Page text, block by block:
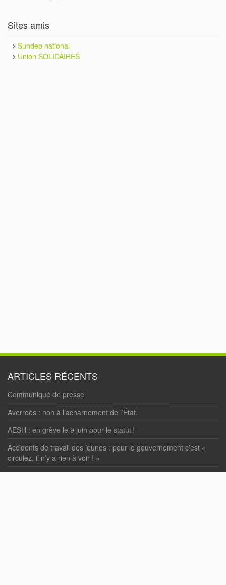
Sites amis
Sundep national
Union SOLIDAIRES
ARTICLES RÉCENTS
Communiqué de presse
Averroès : non à l’acharnement de l’État.
AESH : en grève le 9 juin pour le statut !
Accidents de travail des jeunes : pour le gouvernement c’est «
circulez, il n’y a rien à voir ! »